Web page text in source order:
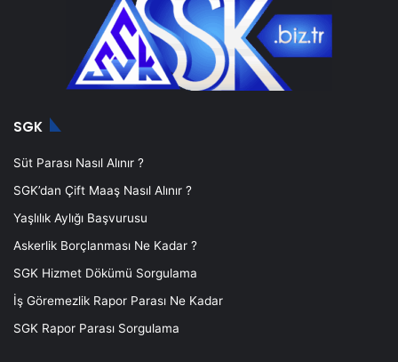
SGK
Süt Parası Nasıl Alınır ?
SGK’dan Çift Maaş Nasıl Alınır ?
Yaşlılık Aylığı Başvurusu
Askerlik Borçlanması Ne Kadar ?
SGK Hizmet Dökümü Sorgulama
İş Göremezlik Rapor Parası Ne Kadar
SGK Rapor Parası Sorgulama